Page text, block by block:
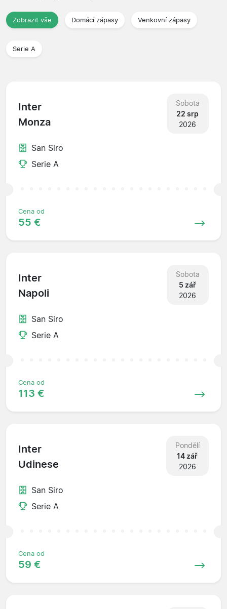
Zobrazit vše Domácí zápasy Venkovní zápasy
Serie A
Inter
Monza
Sobota
22 srp
2026
San Siro
Serie A
Cena od
55 €
Inter
Napoli
Sobota
5 zář
2026
San Siro
Serie A
Cena od
113 €
Inter
Udinese
Pondělí
14 zář
2026
San Siro
Serie A
Cena od
59 €